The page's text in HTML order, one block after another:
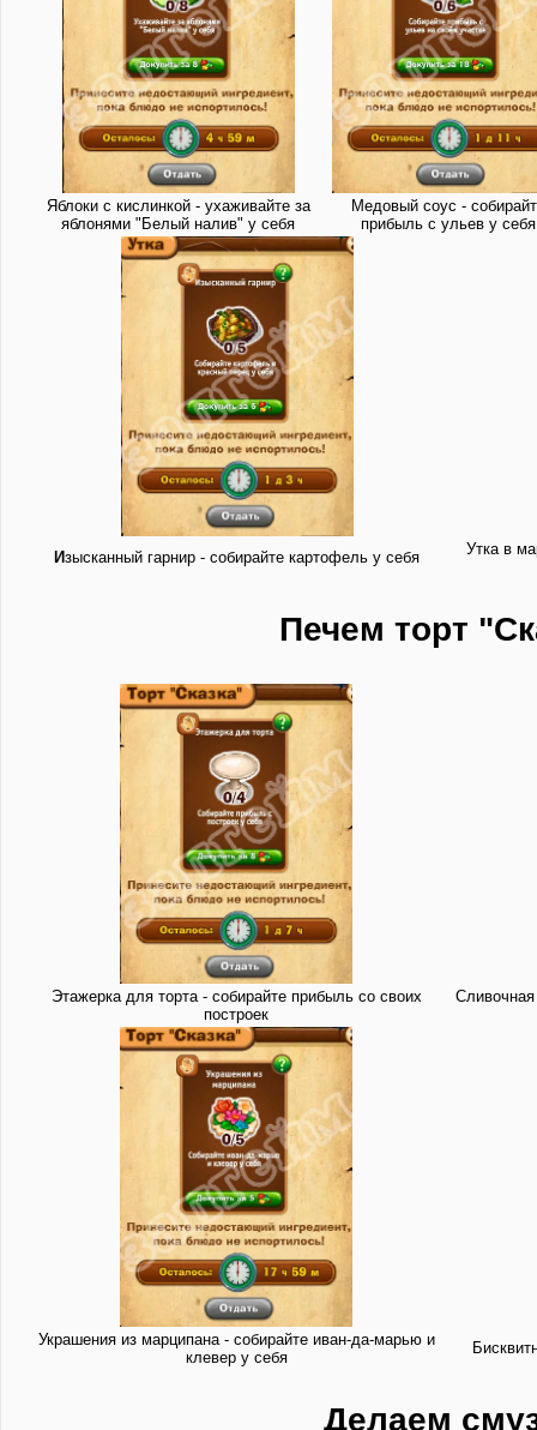
Яблоки с кислинкой - ухаживайте за
яблонями "Белый налив" у себя
Медовый соус -
прибыль с ульев у себя
Изысканный гарнир - собирайте картофель у себя Утка в
Печем торт
Этажерка для торта - собирайте прибыль со своих
построек
Сливочная
Украшения из марципана - собирайте иван-да-марью и
клевер у себя
Делаем